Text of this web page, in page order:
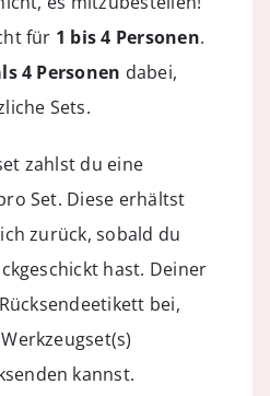
für 1 bis 4 Personen.
4 Personen dabei,
Sets.
zahlst du eine
Set. Diese erhältst
zurück, sobald du
hast. Deiner
bei,
kannst.